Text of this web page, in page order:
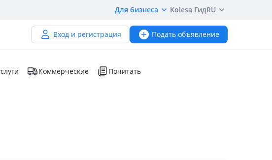
Для бизнеса Kolesa ГидRU
Вход и регистрация Подать объявление
Коммерческие Почитать